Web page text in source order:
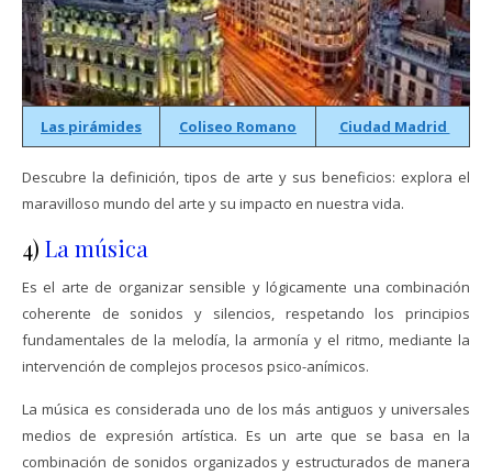
Las pirámides Coliseo Romano Ciudad Madrid
Descubre la definición, tipos de arte y sus beneficios: explora el
maravilloso mundo del arte y su impacto en nuestra vida.
4) La música
Es el arte de organizar sensible y lógicamente una combinación
coherente de sonidos y silencios, respetando los principios
fundamentales de la melodía, la armonía y el ritmo, mediante la
intervención de complejos procesos psico-anímicos.
La música es considerada uno de los más antiguos y universales
medios de expresión artística. Es un arte que se basa en la
combinación de sonidos organizados y estructurados de manera